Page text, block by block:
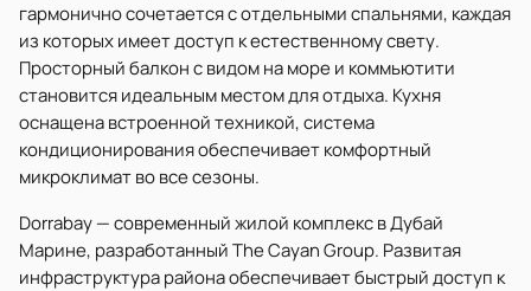
гармонично сочетается с отдельными спальнями, каждая
из которых имеет доступ к естественному свету.
Просторный балкон с видом на море и коммьютити
становится идеальным местом для отдыха. Кухня
оснащена встроенной техникой, система
кондиционирования обеспечивает комфортный
микроклимат во все сезоны.
Dorrabay — современный жилой комплекс в Дубай
Марине, разработанный The Cayan Group. Развитая
инфраструктура района обеспечивает быстрый доступ к